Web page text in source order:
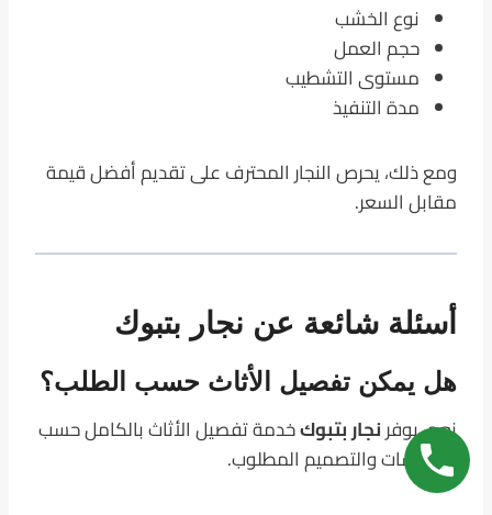
نوع الخشب
حجم العمل
مستوى التشطيب
مدة التنفيذ
ومع ذلك، يحرص النجار المحترف على تقديم أفضل قيمة
مقابل السعر.
أسئلة شائعة عن نجار بتبوك
هل يمكن تفصيل الأثاث حسب الطلب؟
نعم، يوفرنجار بتبوكخدمة تفصيل الأثاث بالكامل حسب
المقاسات والتصميم المطلوب.